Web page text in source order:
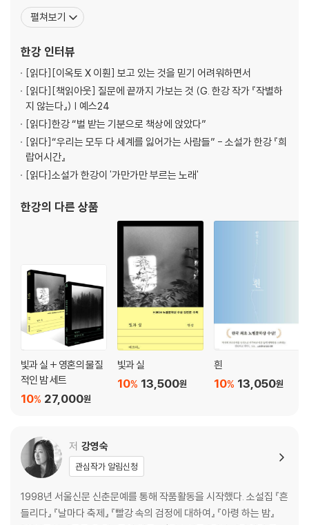
무늬영원』, 시집 『서랍에 저녁을 넣어 두었다』 등이 있다. 만해문학
상, 황순원문학상, 동리문학상, 이상문학상, 오늘의 젊은예술가상,
올해 영미판 출간
펼쳐보기
한강 인터뷰
[읽다][이옥토 X 이훤] 보고 있는 것을 믿기 어려워하면서
[읽다][책읽아웃] 질문에 끝까지 가보는 것 (G. 한강 작가 『작별하
지 않는다』) | 예스24
[읽다]한강 “벌 받는 기분으로 책상에 앉았다”
[읽다]“우리는 모두 다 세계를 잃어가는 사람들” - 소설가 한강 『희
랍어시간』
[읽다]소설가 한강이 '가만가만 부르는 노래'
한강의 다른 상품
빛과 실 + 영혼의 물질
적인 밤 세트
27,000원
10%
빛과 실
13,500원
10%
흰
13,050원
10%
저 강영숙
관심작가 알림신청
1998년 서울신문 신춘문예를 통해 작품활동을 시작했다. 소설집 『흔
들리다』 『날마다 축제』 『빨강 속의 검정에 대하여』 『아령 하는 밤』